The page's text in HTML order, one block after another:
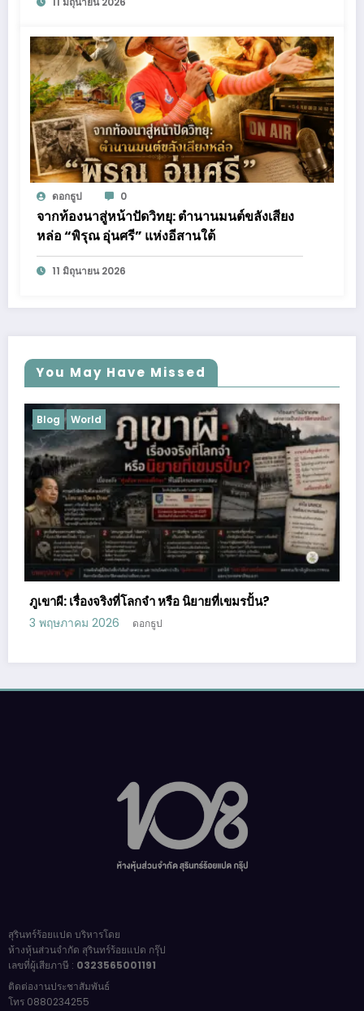
ดอกธูป 0
จากท้องนาสู่หน้าปัดวิทยุ: ตำนานมนต์ขลังเสียง
หล่อ “พิรุณ อุ่นศรี” แห่งอีสานใต้
11 มิถุนายน 2026
You May Have Missed
Blog Business Lifestyle Podcast
Uncategorized
การศึกษา
เมื่อกุ้งมังกรหลุดจากตู้: ชายผู้หมดไฟ สู่ผู้สร้าง AI Agent ที่
กำลังเปลี่ยนโลกการทำงานไปตลอดกาล
สุรินทร์ร้อยแปด บริหารโดย
ห้างหุ้นส่วนจำกัด สุรินทร์ร้อยแปด กรุ๊ป
เลขที่ผู้เสียภาษี :0323565001191
ติดต่องานประชาสัมพันธ์